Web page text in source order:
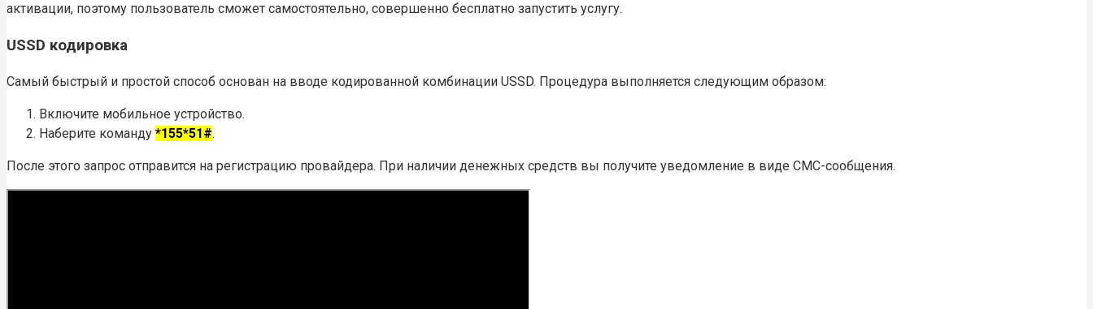
активации, поэтому пользователь сможет самостоятельно, совершенно бесплатно запустить услугу.
USSD кодировка
Самый быстрый и простой способ основан на вводе кодированной комбинации USSD. Процедура выполняется следующим образом:
Включите мобильное устройство.
Наберите команду *155*51#.
После этого запрос отправится на регистрацию провайдера. При наличии денежных средств вы получите уведомление в виде СМС-сообщения.